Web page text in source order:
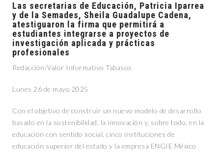
Las secretarias de Educación, Patricia Iparrea
y de la Semades, Sheila Guadalupe Cadena,
atestiguaron la firma que permitirá a
estudiantes integrarse a proyectos de
investigación aplicada y prácticas
profesionales
Redacción/Valor Informativo Tabasco
Lunes 26 de mayo 2025
Con el objetivo de construir un nuevo modelo de desarrollo
basado en la sostenibilidad, la innovación y, sobre todo, en la
educación con sentido social, cinco instituciones de
educación superior del estado y la empresa ENGIE México